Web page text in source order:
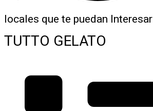
locales que te puedan Interesar
TUTTO GELATO